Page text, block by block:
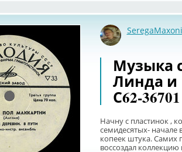
Музыка
Линда и
С62-36701
Начну с пластинок ,
семидесятых- начале
копеек штука. Самих
воссоздал